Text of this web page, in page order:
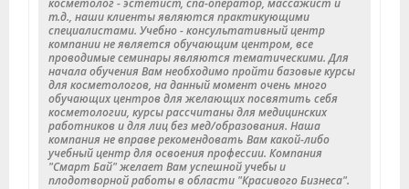
т.д., наши клиенты являются практикующими
специалистами. Учебно - консультативный центр
компании не является обучающим центром, все
проводимые семинары являются тематическими. Для
начала обучения Вам необходимо пройти базовые курсы
для косметологов, на данный момент очень много
обучающих центров для желающих посвятить себя
косметологии, курсы рассчитаны для медицинских
работников и для лиц без мед/образования. Наша
компания не вправе рекомендовать Вам какой-либо
учебный центр для освоения профессии. Компания
"Смарт Бай" желает Вам успешной учебы и
плодотворной работы в области "Красивого Бизнеса".